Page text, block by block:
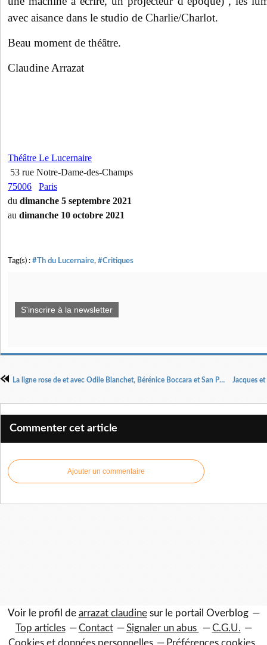
avec aisance dans le studio de Charlie/Charlot.
Beau moment de théâtre.
Claudine Arrazat
Théâtre Le Lucernaire
53 rue Notre-Dame-des-Champs
75006
Paris
du dimanche 5 septembre 2021
au dimanche 10 octobre 2021
Tag(s) : #Th du Lucernaire, #Critiques
S'inscrire à la newsletter
La ligne rose de et avec Odile Blanchet, Bérénice Boccara et San Puis. Mise en scène Jean Laurent Silvi
Commenter cet article
Ajouter un commentaire
Voir le profil de arrazat claudinesur le portail Overblog
Top articles
Contact Signaler un abus
C.G.U.
Cookies et données personnelles
Préférences cookies